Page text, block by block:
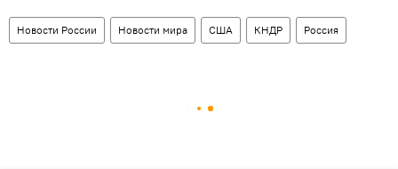
Новости России Новости мира США КНДР Россия